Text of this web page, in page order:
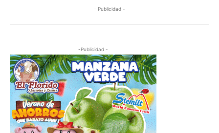
- Publicidad -
-Publicidad -